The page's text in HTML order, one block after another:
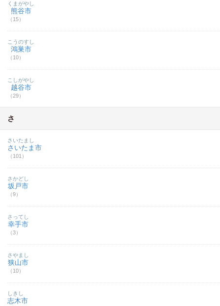
熊谷市
（15）
くまがやし
鴻巣市
（10）
こうのすし
越谷市
（29）
こしがやし
さ
さいたま市
（101）
さいたまし
坂戸市
（9）
さかどし
幸手市
（3）
さってし
狭山市
（10）
さやまし
志木市
しきし